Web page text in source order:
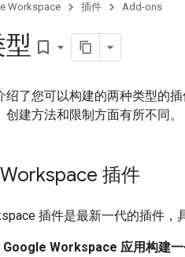
Workspace 插件 Add-ons
bookmark_border
绍了您可以构建的两种类型的插
创建方法和限制方面有所不同。
插件
插件是最新一代的插件，
Google Workspace 应用构建